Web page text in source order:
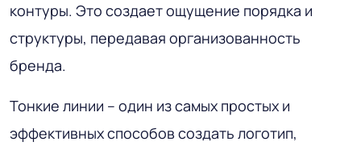
контуры. Это создает ощущение порядка и
структуры, передавая организованность
бренда.
Тонкие линии – один из самых простых и
эффективных способов создать логотип,